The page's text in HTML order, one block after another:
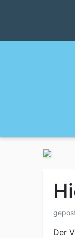
Der